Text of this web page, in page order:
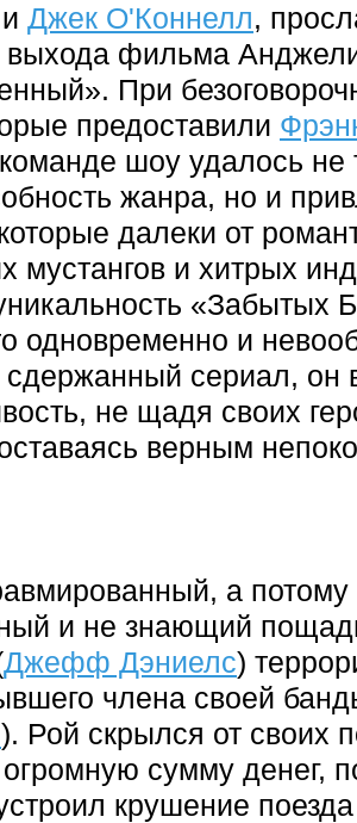
и Джек О'Коннелл,
выхода фильма
При
предоставили
шоу удалось не
жанра, но и
далеки от
мустангов и хитрых
«Забытых
одновременно и
сдержанный сериал, он
не щадя своих
верным
а
и не знающий
Джефф Дэниелс)
члена своей
). Рой скрылся от своих
сумму денег,
крушение